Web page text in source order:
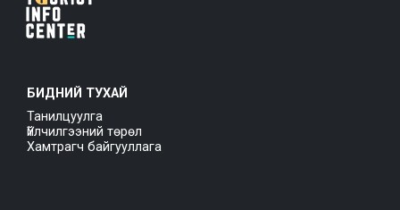
БИДНИЙ ТУХАЙ
Танилцуулга
Үйлчилгээний төрөл
Хамтрагч байгууллага